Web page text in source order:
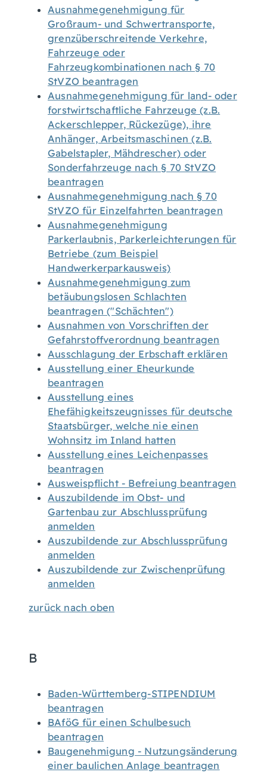
Ausnahmegenehmigung für
Großraum- und Schwertransporte,
grenzüberschreitende Verkehre,
Fahrzeuge oder
Fahrzeugkombinationen nach § 70
StVZO beantragen
Ausnahmegenehmigung für land- oder
forstwirtschaftliche Fahrzeuge (z.B.
Ackerschlepper, Rückezüge), ihre
Anhänger, Arbeitsmaschinen (z.B.
Gabelstapler, Mähdrescher) oder
Sonderfahrzeuge nach § 70 StVZO
beantragen
Ausnahmegenehmigung nach § 70
StVZO für Einzelfahrten beantragen
Ausnahmegenehmigung
Parkerlaubnis, Parkerleichterungen für
Betriebe (zum Beispiel
Handwerkerparkausweis)
Ausnahmegenehmigung zum
betäubungslosen Schlachten
beantragen ("Schächten")
Ausnahmen von Vorschriften der
Gefahrstoffverordnung beantragen
Ausschlagung der Erbschaft erklären
Ausstellung einer Eheurkunde
beantragen
Ausstellung eines
Ehefähigkeitszeugnisses für deutsche
Staatsbürger, welche nie einen
Wohnsitz im Inland hatten
Ausstellung eines Leichenpasses
beantragen
Ausweispflicht - Befreiung beantragen
Auszubildende im Obst- und
Gartenbau zur Abschlussprüfung
anmelden
Auszubildende zur Abschlussprüfung
anmelden
Auszubildende zur Zwischenprüfung
anmelden
zurück nach oben
B
Baden-Württemberg-STIPENDIUM
beantragen
BAföG für einen Schulbesuch
beantragen
Baugenehmigung - Nutzungsänderung
einer baulichen Anlage beantragen